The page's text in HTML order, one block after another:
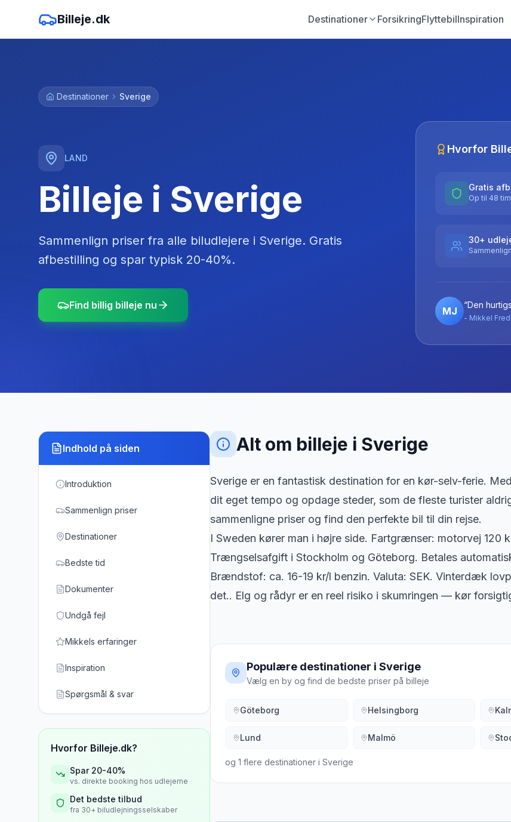
Billeje.dk Destinationer ForsikringFlyttebilInspiration
Destinationer Sverige
LAND
Billeje i Sverige
Sammenlign priser fra alle biludlejere i Sverige. Gratis
afbestilling og spar typisk 20-40%.
Find billig billeje nu
Hvorfor
Gratis
Op til 48
30+
MJ
“Den
- Mikkel
Indhold på siden
Introduktion
Sammenlign priser
Destinationer
Bedste tid
Dokumenter
Undgå fejl
Mikkels erfaringer
Inspiration
Spørgsmål & svar
Hvorfor Billeje.dk?
Spar 20-40%
vs. direkte booking hos udlejerne
Det bedste tilbud
fra 30+ biludlejningsselskaber
Alt om billeje i Sverige
Sverige er en fantastisk destination for en kør-selv-ferie.
dit eget tempo og opdage steder, som de fleste turister
sammenligne priser og find den perfekte bil til din rejse.
I Sweden kører man i højre side. Fartgrænser: motorvej 120
Trængselsafgift i Stockholm og Göteborg. Betales
Brændstof: ca. 16-19 kr/l benzin. Valuta: SEK. Vinterdæk
det.. Elg og rådyr er en reel risiko i skumringen — kør
Populære destinationer i Sverige
Vælg en by og find de bedste priser på billeje
Göteborg Helsingborg
Lund Malmö
og 1 flere destinationer i Sverige